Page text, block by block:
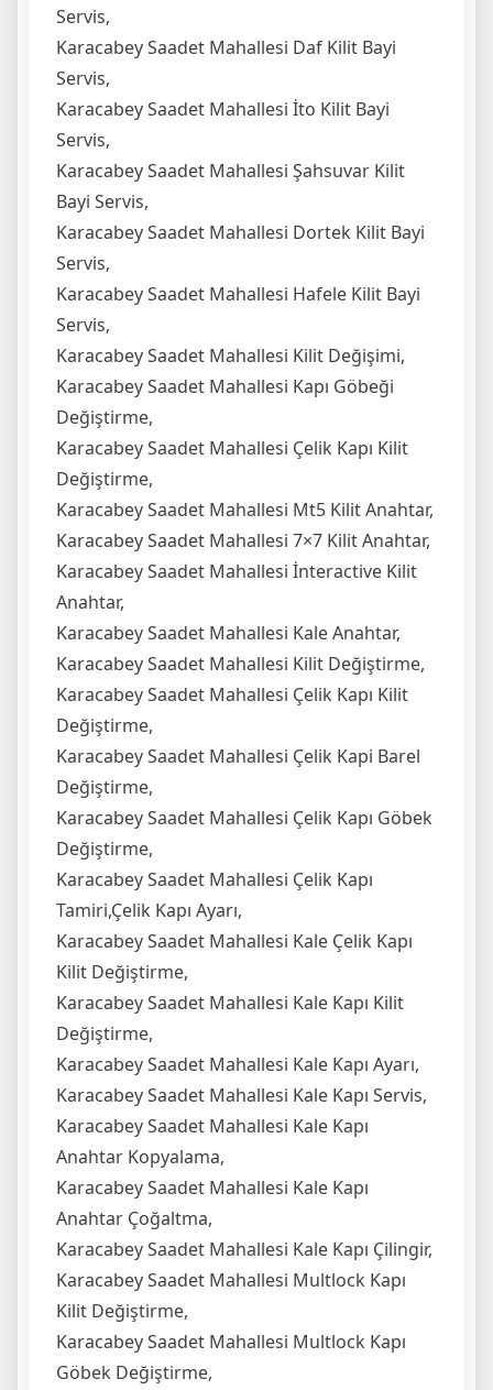
Servis,
Karacabey Saadet Mahallesi Daf Kilit Bayi
Servis,
Karacabey Saadet Mahallesi İto Kilit Bayi
Servis,
Karacabey Saadet Mahallesi Şahsuvar Kilit
Bayi Servis,
Karacabey Saadet Mahallesi Dortek Kilit Bayi
Servis,
Karacabey Saadet Mahallesi Hafele Kilit Bayi
Servis,
Karacabey Saadet Mahallesi Kilit Değişimi,
Karacabey Saadet Mahallesi Kapı Göbeği
Değiştirme,
Karacabey Saadet Mahallesi Çelik Kapı Kilit
Değiştirme,
Karacabey Saadet Mahallesi Mt5 Kilit Anahtar,
Karacabey Saadet Mahallesi 7×7 Kilit Anahtar,
Karacabey Saadet Mahallesi İnteractive Kilit
Anahtar,
Karacabey Saadet Mahallesi Kale Anahtar,
Karacabey Saadet Mahallesi Kilit Değiştirme,
Karacabey Saadet Mahallesi Çelik Kapı Kilit
Değiştirme,
Karacabey Saadet Mahallesi Çelik Kapi Barel
Değiştirme,
Karacabey Saadet Mahallesi Çelik Kapı Göbek
Değiştirme,
Karacabey Saadet Mahallesi Çelik Kapı
Tamiri,Çelik Kapı Ayarı,
Karacabey Saadet Mahallesi Kale Çelik Kapı
Kilit Değiştirme,
Karacabey Saadet Mahallesi Kale Kapı Kilit
Değiştirme,
Karacabey Saadet Mahallesi Kale Kapı Ayarı,
Karacabey Saadet Mahallesi Kale Kapı Servis,
Karacabey Saadet Mahallesi Kale Kapı
Anahtar Kopyalama,
Karacabey Saadet Mahallesi Kale Kapı
Anahtar Çoğaltma,
Karacabey Saadet Mahallesi Kale Kapı Çilingir,
Karacabey Saadet Mahallesi Multlock Kapı
Kilit Değiştirme,
Karacabey Saadet Mahallesi Multlock Kapı
Göbek Değiştirme,